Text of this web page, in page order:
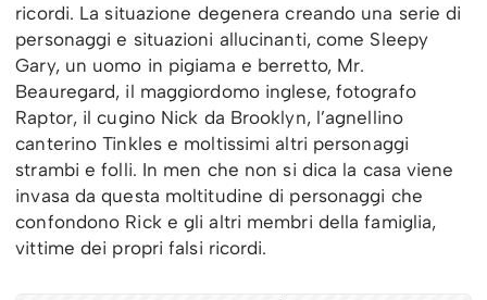
ricordi. La situazione degenera creando una serie di
personaggi e situazioni allucinanti, come Sleepy
Gary, un uomo in pigiama e berretto, Mr.
Beauregard, il maggiordomo inglese, fotografo
Raptor, il cugino Nick da Brooklyn, l’agnellino
canterino Tinkles e moltissimi altri personaggi
strambi e folli. In men che non si dica la casa viene
invasa da questa moltitudine di personaggi che
confondono Rick e gli altri membri della famiglia,
vittime dei propri falsi ricordi.